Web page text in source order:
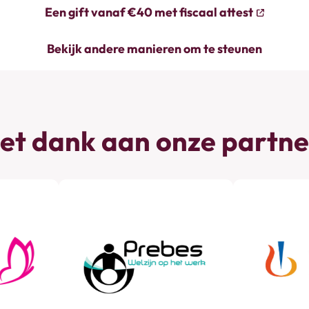
Een gift vanaf €40 met fiscaal attest
Bekijk andere manieren om te steunen
dank aan onze